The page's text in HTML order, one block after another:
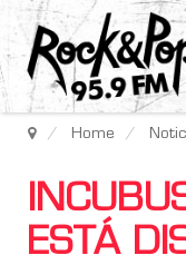
Home
ESTÁ